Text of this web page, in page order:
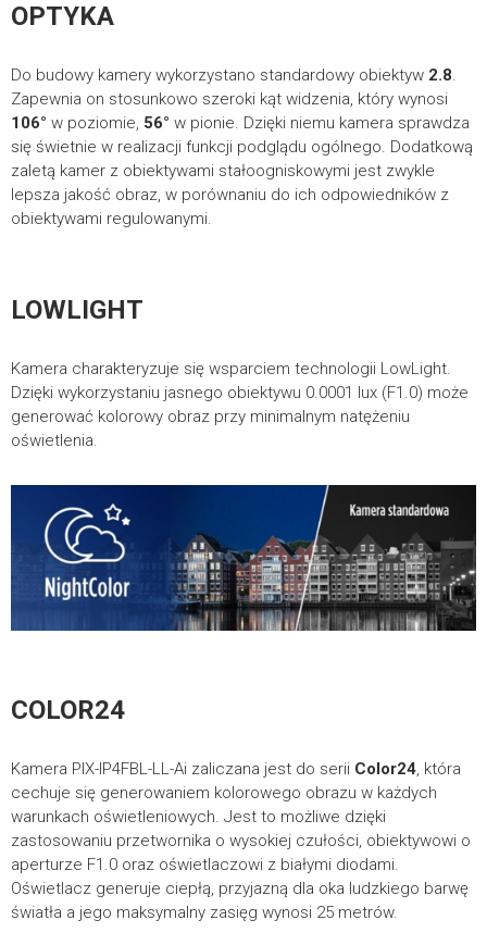
OPTYKA
Do budowy kamery wykorzystano standardowy obiektyw 2.8.
Zapewnia on stosunkowo szeroki kąt widzenia, który wynosi
106° w poziomie, 56° w pionie. Dzięki niemu kamera sprawdza
się świetnie w realizacji funkcji podglądu ogólnego. Dodatkową
zaletą kamer z obiektywami stałoogniskowymi jest zwykle
lepsza jakość obraz, w porównaniu do ich odpowiedników z
obiektywami regulowanymi.
LOWLIGHT
Kamera charakteryzuje się wsparciem technologii LowLight.
Dzięki wykorzystaniu jasnego obiektywu 0.0001 lux (F1.0) może
generować kolorowy obraz przy minimalnym natężeniu
oświetlenia.
COLOR24
Kamera PIX-IP4FBL-LL-Ai zaliczana jest do serii Color24, która
cechuje się generowaniem kolorowego obrazu w każdych
warunkach oświetleniowych. Jest to możliwe dzięki
zastosowaniu przetwornika o wysokiej czułości, obiektywowi o
aperturze F1.0 oraz oświetlaczowi z białymi diodami.
Oświetlacz generuje ciepłą, przyjazną dla oka ludzkiego barwę
światła a jego maksymalny zasięg wynosi 25 metrów.